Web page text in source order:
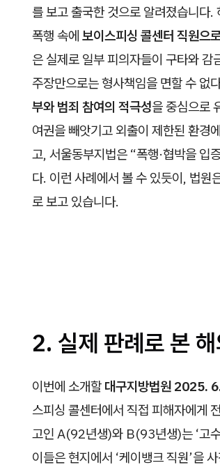
를 보고 출국한 것으로 알려졌습니다
폭행 속에 보이스피싱 콜센터 직원으
은 실제로 일부 피의자들이 구타와
주장만으로는 형사책임을 면할 수 없
부와 범죄 참여의 적극성을 중심으로
여권을 빼앗기고 외출이 제한된 환경
고, 서울동부지법은 “폭행·협박을 입
다. 이런 사례에서 볼 수 있듯이, 법원
로 보고 있습니다.
2. 실제 판례로 본
이번에 소개할 대구지방법원 2025.
스피싱 콜센터에서 직접 피해자에게
고인 A(92년생)와 B(93년생)는 ‘고
이들은 현지에서 ‘케이뱅크 직원’을